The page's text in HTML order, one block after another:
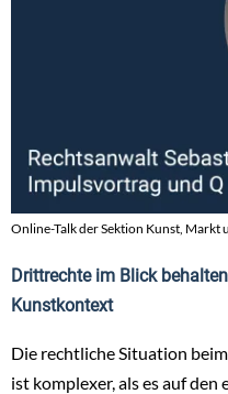
Online-Talk der Sektion Kunst, Markt
Drittrechte im Blick
Kunstkontext
Die rechtliche Situation
ist komplexer, als es auf